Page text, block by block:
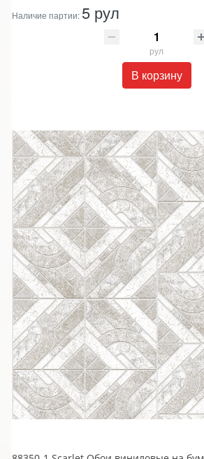
Наличие партии: 5 рул
рул
В корзину